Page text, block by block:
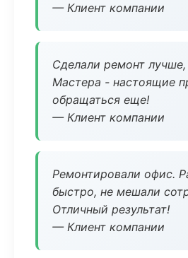
— Клиент компании
Сделали ремонт
Мастера - настоящие
обращаться еще!
— Клиент компании
Ремонтировали офис.
быстро, не мешали
Отличный результат!
— Клиент компании